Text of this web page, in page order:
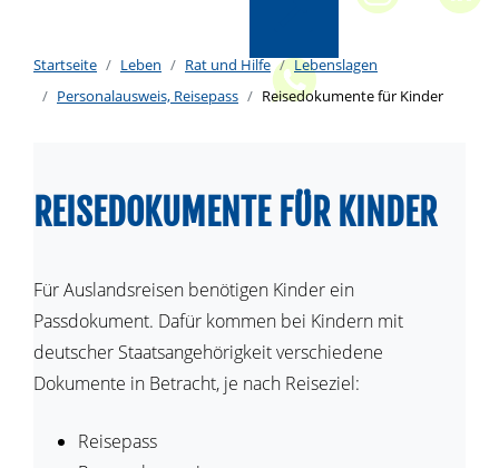
Startseite Leben Rat und Hilfe
Lebenslagen
Personalausweis, Reisepass
Reisedokumente für Kinder
REISEDOKUMENTE FÜR KINDER
Für Auslandsreisen benötigen Kinder ein
Passdokument. Dafür kommen bei Kindern mit
deutscher Staatsangehörigkeit verschiedene
Dokumente in Betracht, je nach Reiseziel:
Reisepass